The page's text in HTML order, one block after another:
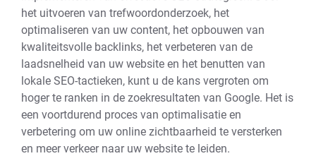
het uitvoeren van trefwoordonderzoek, het
optimaliseren van uw content, het opbouwen van
kwaliteitsvolle backlinks, het verbeteren van de
laadsnelheid van uw website en het benutten van
lokale SEO-tactieken, kunt u de kans vergroten om
hoger te ranken in de zoekresultaten van Google. Het is
een voortdurend proces van optimalisatie en
verbetering om uw online zichtbaarheid te versterken
en meer verkeer naar uw website te leiden.